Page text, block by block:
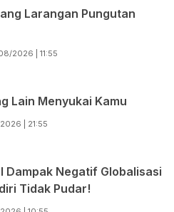
Larangan Pungutan
2026 | 11:55
Lain Menyukai Kamu
| 21:55
Dampak Negatif Globalisasi
Tidak Pudar!